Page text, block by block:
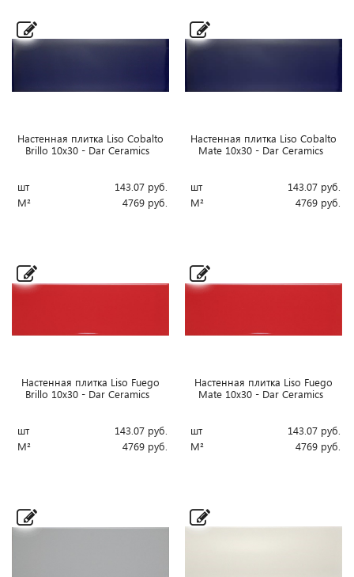
Настенная плитка Liso Cobalto
Brillo 10x30 - Dar Ceramics
шт 143.07 руб.
М²
4769 руб.
Настенная плитка Liso Cobalto
Mate 10x30 - Dar Ceramics
шт 143.07 руб.
М²
4769 руб.
Настенная плитка Liso Fuego
Brillo 10x30 - Dar Ceramics
шт 143.07 руб.
М²
4769 руб.
Настенная плитка Liso Fuego
Mate 10x30 - Dar Ceramics
шт 143.07 руб.
М²
4769 руб.